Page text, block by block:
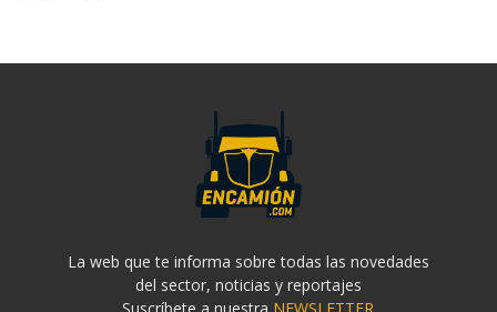
La web que te informa sobre todas las novedades
del sector, noticias y reportajes